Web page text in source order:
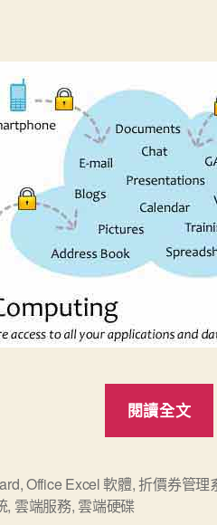
閱讀全文
,Office Excel 軟體,折價券管理
, 雲端服務, 雲端硬碟